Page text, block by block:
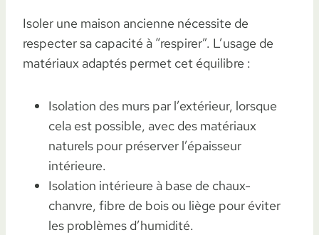
Isoler une maison ancienne nécessite de
respecter sa capacité à “respirer”. L’usage de
matériaux adaptés permet cet équilibre :
Isolation des murs par l’extérieur, lorsque
cela est possible, avec des matériaux
naturels pour préserver l’épaisseur
intérieure.
Isolation intérieure à base de chaux-
chanvre, fibre de bois ou liège pour éviter
les problèmes d’humidité.